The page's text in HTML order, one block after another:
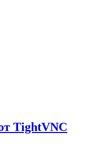
TightVNC